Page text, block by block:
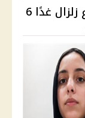
البحوث الفلكية تحسم مزاعم وقوع زلزال غدًا 6